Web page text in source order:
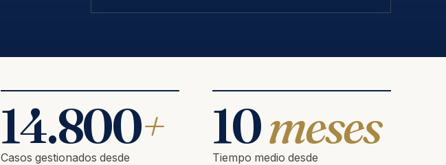
14.800+
Casos gestionados desde
10meses
Tiempo medio desde